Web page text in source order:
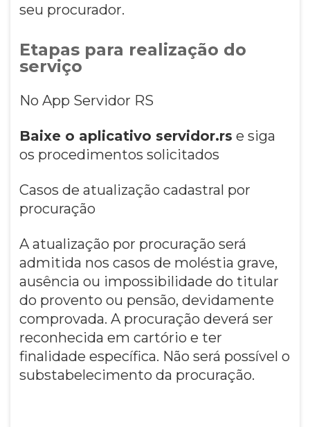
seu procurador.
Etapas para realização do
serviço
No App Servidor RS
Baixe o aplicativo servidor.rs e siga
os procedimentos solicitados
Casos de atualização cadastral por
procuração
A atualização por procuração será
admitida nos casos de moléstia grave,
ausência ou impossibilidade do titular
do provento ou pensão, devidamente
comprovada. A procuração deverá ser
reconhecida em cartório e ter
finalidade específica. Não será possível o
substabelecimento da procuração.